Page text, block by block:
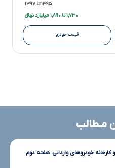
۱۳۹۵ تا ۱۳۹۷
۱,۷۳۰ تا ۱,۸۹۰ میلیارد تومانءءء
قیمت خودرو
مـطالب
کارخانه خودروهای وارداتی، هفته دوم